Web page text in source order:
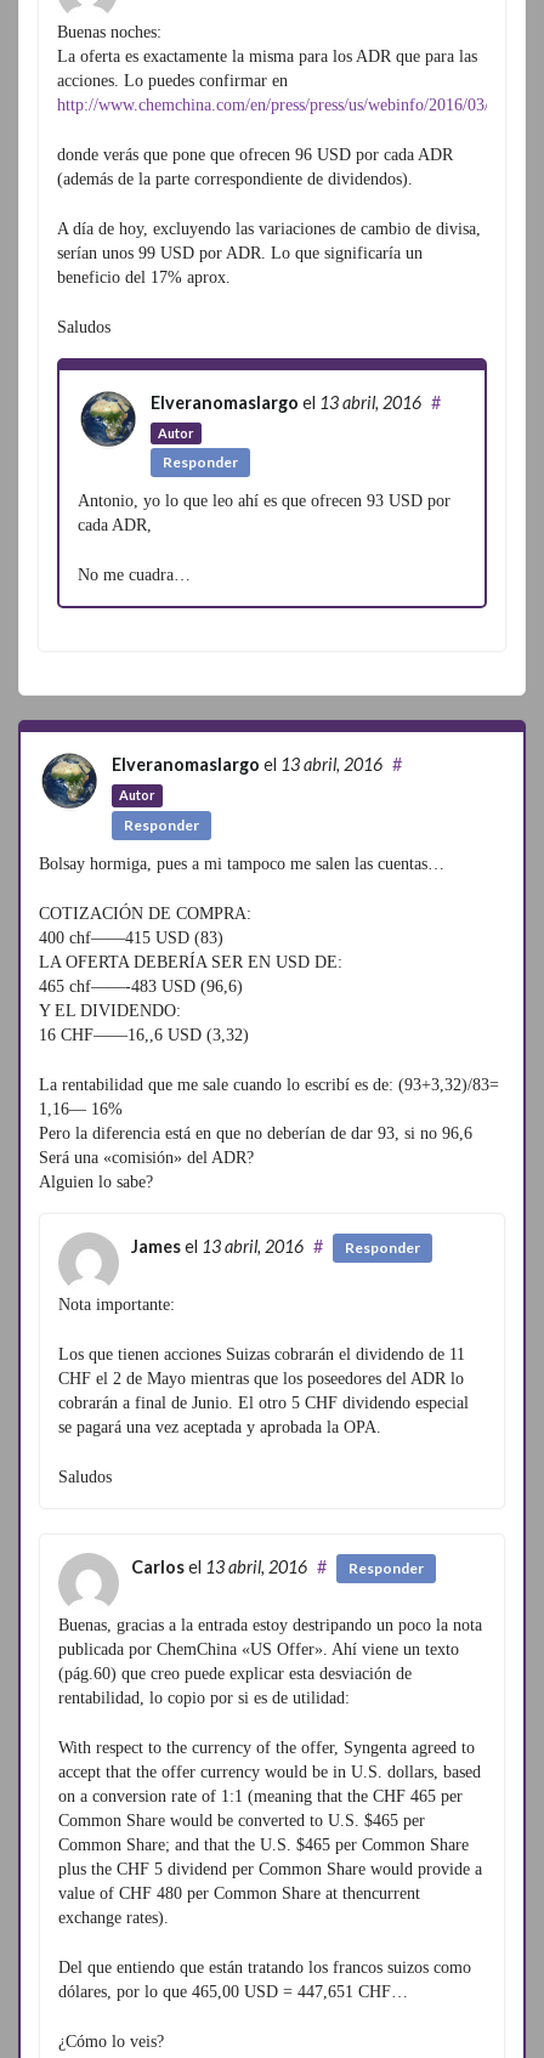
Buenas noches:
La oferta es exactamente la misma para los ADR que para las
acciones. Lo puedes confirmar en
http://www.chemchina.com/en/press/press/us/webinfo/2016/03/
donde verás que pone que ofrecen 96 USD por cada ADR
(además de la parte correspondiente de dividendos).
A día de hoy, excluyendo las variaciones de cambio de divisa,
serían unos 99 USD por ADR. Lo que significaría un
beneficio del 17% aprox.
Saludos
Elveranomaslargo el 13 abril, 2016
Autor
#
Responder
Antonio, yo lo que leo ahí es que ofrecen 93 USD por
cada ADR,
No me cuadra…
Elveranomaslargo el 13 abril, 2016
Autor
#
Responder
Bolsay hormiga, pues a mi tampoco me salen las cuentas…
COTIZACIÓN DE COMPRA:
400 chf——415 USD (83)
LA OFERTA DEBERÍA SER EN USD DE:
465 chf——-483 USD (96,6)
Y EL DIVIDENDO:
16 CHF——16,,6 USD (3,32)
La rentabilidad que me sale cuando lo escribí es de: (93+3,32)/83=
1,16— 16%
Pero la diferencia está en que no deberían de dar 93, si no 96,6
Será una «comisión» del ADR?
Alguien lo sabe?
Jamesel 13 abril, 2016 # Responder
Nota importante:
Los que tienen acciones Suizas cobrarán el dividendo de 11
CHF el 2 de Mayo mientras que los poseedores del ADR lo
cobrarán a final de Junio. El otro 5 CHF dividendo especial
se pagará una vez aceptada y aprobada la OPA.
Saludos
Carlosel 13 abril, 2016 # Responder
Buenas, gracias a la entrada estoy destripando un poco la nota
publicada por ChemChina «US Offer». Ahí viene un texto
(pág.60) que creo puede explicar esta desviación de
rentabilidad, lo copio por si es de utilidad:
With respect to the currency of the offer, Syngenta agreed to
accept that the offer currency would be in U.S. dollars, based
on a conversion rate of 1:1 (meaning that the CHF 465 per
Common Share would be converted to U.S. $465 per
Common Share; and that the U.S. $465 per Common Share
plus the CHF 5 dividend per Common Share would provide a
value of CHF 480 per Common Share at thencurrent
exchange rates).
Del que entiendo que están tratando los francos suizos como
dólares, por lo que 465,00 USD = 447,651 CHF…
¿Cómo lo veis?